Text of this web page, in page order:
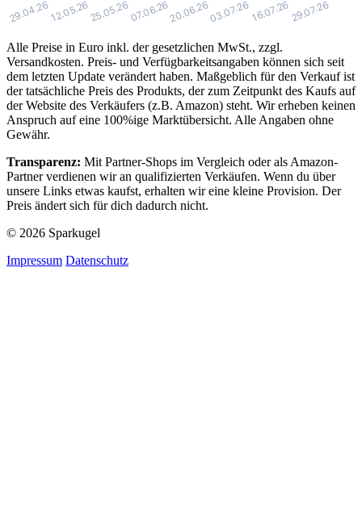
Alle Preise in Euro inkl. der gesetzlichen MwSt., zzgl.
Versandkosten. Preis- und Verfügbarkeitsangaben können sich seit
dem letzten Update verändert haben. Maßgeblich für den Verkauf ist
der tatsächliche Preis des Produkts, der zum Zeitpunkt des Kaufs auf
der Website des Verkäufers (z.B. Amazon) steht. Wir erheben keinen
Anspruch auf eine 100%ige Marktübersicht. Alle Angaben ohne
Gewähr.
Transparenz: Mit Partner-Shops im Vergleich oder als Amazon-
Partner verdienen wir an qualifizierten Verkäufen. Wenn du über
unsere Links etwas kaufst, erhalten wir eine kleine Provision. Der
Preis ändert sich für dich dadurch nicht.
© 2026 Sparkugel
Impressum Datenschutz